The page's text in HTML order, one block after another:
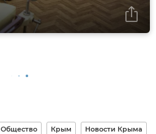
Общество Крым Новости Крыма